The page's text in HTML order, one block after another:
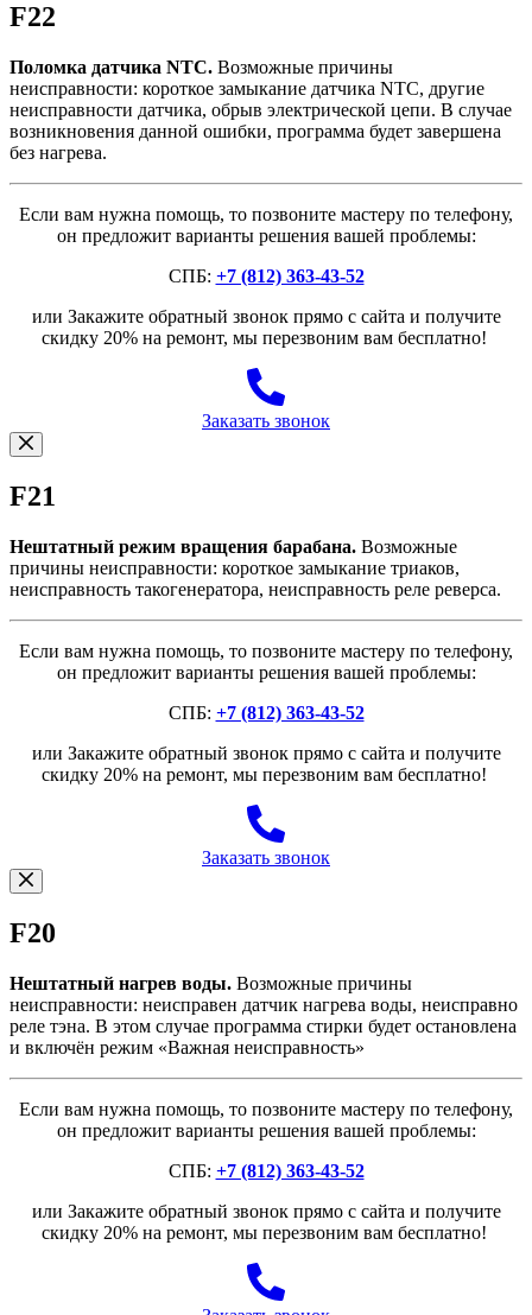
F22
Поломка датчика NTC. Возможные причины
неисправности: короткое замыкание датчика NTC, другие
неисправности датчика, обрыв электрической цепи. В случае
возникновения данной ошибки, программа будет завершена
без нагрева.
Если вам нужна помощь, то позвоните мастеру по телефону,
он предложит варианты решения вашей проблемы:
СПБ: +7 (812) 363-43-52
или Закажите обратный звонок прямо с сайта и получите
скидку 20% на ремонт, мы перезвоним вам бесплатно!
Заказать звонок
F21
Нештатный режим вращения барабана. Возможные
причины неисправности: короткое замыкание триаков,
неисправность такогенератора, неисправность реле реверса.
Если вам нужна помощь, то позвоните мастеру по телефону,
он предложит варианты решения вашей проблемы:
СПБ: +7 (812) 363-43-52
или Закажите обратный звонок прямо с сайта и получите
скидку 20% на ремонт, мы перезвоним вам бесплатно!
Заказать звонок
F20
Нештатный нагрев воды. Возможные причины
неисправности: неисправен датчик нагрева воды, неисправно
реле тэна. В этом случае программа стирки будет остановлена
и включён режим «Важная неисправность»
Если вам нужна помощь, то позвоните мастеру по телефону,
он предложит варианты решения вашей проблемы:
СПБ: +7 (812) 363-43-52
или Закажите обратный звонок прямо с сайта и получите
скидку 20% на ремонт, мы перезвоним вам бесплатно!